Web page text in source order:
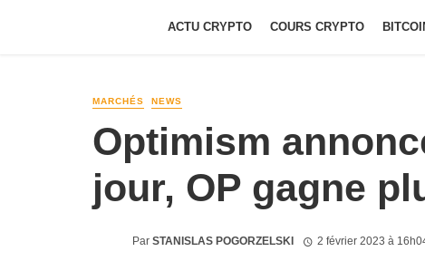
ACTU CRYPTO COURS CRYPTO
MARCHÉS NEWS
Optimism
jour, OP gagne
Par STANISLAS POGORZELSKI 2 février 2023 à